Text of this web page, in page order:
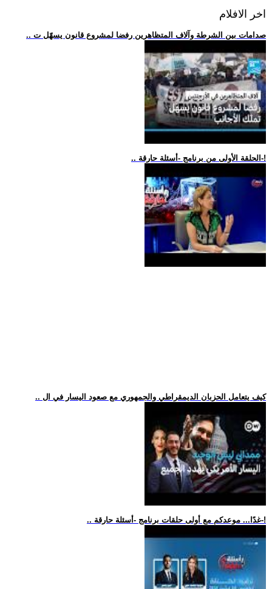
اخر الافلام
.. صدامات بين الشرطة وآلاف المتظاهرين رفضا لمشروع قانون يسهّل ت
.. الحلقة الأولى من برنامج -أسئلة حارقة-!
.. كيف يتعامل الحزبان الديمقراطي والجمهوري مع صعود اليسار في ال
.. غدًا... موعدكم مع أولى حلقات برنامج -أسئلة حارقة-!